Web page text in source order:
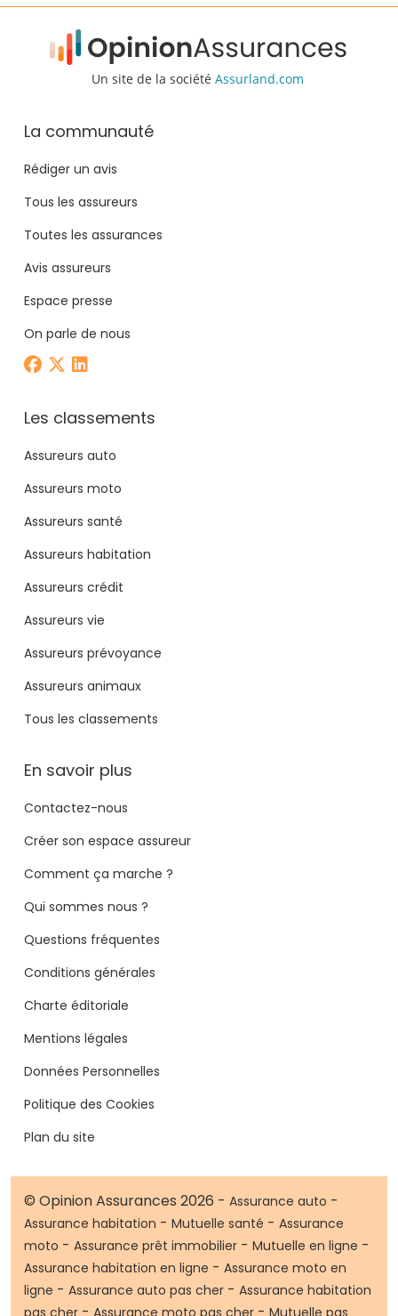
Un site de la société Assurland.com
La communauté
Rédiger un avis
Tous les assureurs
Toutes les assurances
Avis assureurs
Espace presse
On parle de nous
Les classements
Assureurs auto
Assureurs moto
Assureurs santé
Assureurs habitation
Assureurs crédit
Assureurs vie
Assureurs prévoyance
Assureurs animaux
Tous les classements
En savoir plus
Contactez-nous
Créer son espace assureur
Comment ça marche ?
Qui sommes nous ?
Questions fréquentes
Conditions générales
Charte éditoriale
Mentions légales
Données Personnelles
Politique des Cookies
Plan du site
© Opinion Assurances 2026 - Assurance auto -
Assurance habitation - Mutuelle santé - Assurance
moto - Assurance prêt immobilier - Mutuelle en ligne -
Assurance habitation en ligne - Assurance moto en
ligne - Assurance auto pas cher - Assurance habitation
pas cher - Assurance moto pas cher - Mutuelle pas